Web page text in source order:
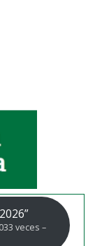
veces –